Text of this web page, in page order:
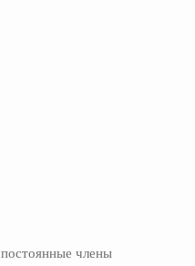
постоянные члены